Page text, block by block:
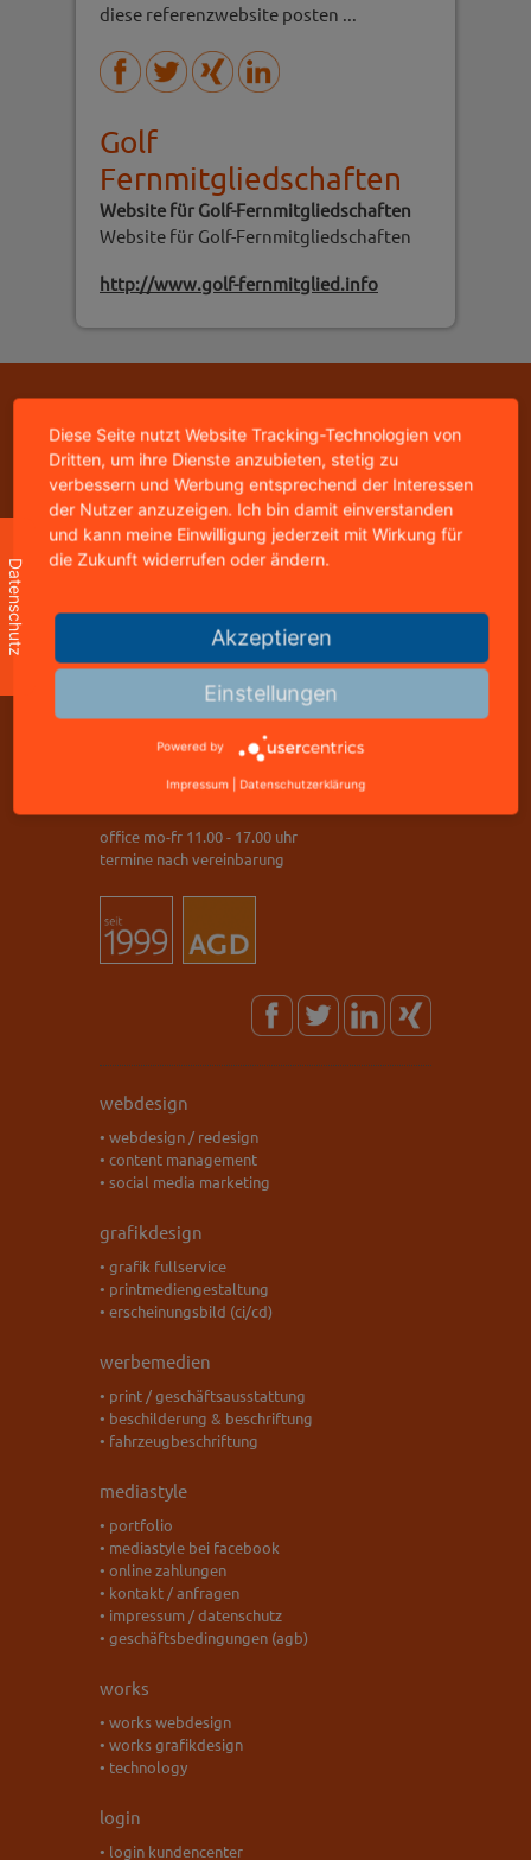
diese referenzwebsite posten ...
Golf
Fernmitgliedschaften
Website für Golf-Fernmitgliedschaften
Website für Golf-Fernmitgliedschaften
http://www.golf-fernmitglied.info
95326 kulmbach
home|impressum|datenschutz| kontakt
mediastyle werbeagentur
inhaber: jürgen stündl
telefon: +49 9221 823502
freecall: 0800 8288800
telefax: +49 9221 823502
info@mediastyle.de
office mo-fr 11.00 - 17.00 uhr
termine nach vereinbarung
webdesign
• webdesign / redesign
• content management
• social media marketing
grafikdesign
• grafik fullservice
• printmediengestaltung
• erscheinungsbild (ci/cd)
werbemedien
• print / geschäftsausstattung
• beschilderung & beschriftung
• fahrzeugbeschriftung
mediastyle
• portfolio
• mediastyle bei facebook
• online zahlungen
• kontakt / anfragen
• impressum / datenschutz
• geschäftsbedingungen (agb)
works
• works webdesign
• works grafikdesign
• technology
login
• login kundencenter
Datenschutz
Diese Seite nutzt Website Tracking-Technologien von
Dritten, um ihre Dienste anzubieten, stetig zu
verbessern und Werbung entsprechend der Interessen
der Nutzer anzuzeigen. Ich bin damit einverstanden
und kann meine Einwilligung jederzeit mit Wirkung für
die Zukunft widerrufen oder ändern.
Akzeptieren
Einstellungen
Powered by
Impressum Datenschutzerklärung